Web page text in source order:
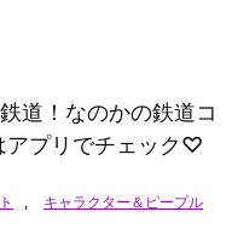
道！なのかの鉄道コ
アプリでチェック♡
,
キャラクター＆ピープル